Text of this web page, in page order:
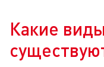
Какие